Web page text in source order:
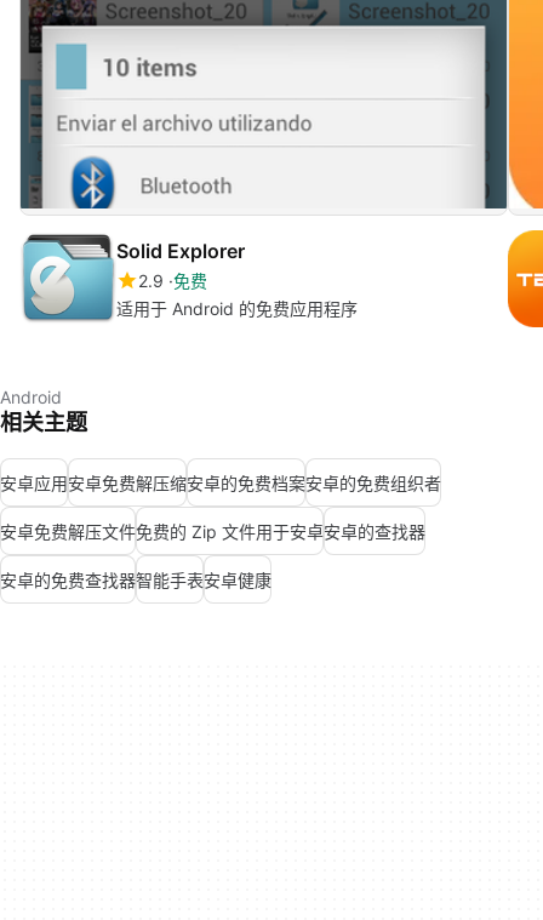
Solid Explorer
2.9 免费
适用于 Android 的免费应用程序
Android
相关主题
安卓应用安卓免费解压缩安卓的免费档案安卓的免费组织者
安卓免费解压文件免费的 Zip 文件用于安卓安卓的查找器
安卓的免费查找器智能手表安卓健康